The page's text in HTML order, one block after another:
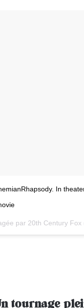
In
par 20th Century Fox
tournage